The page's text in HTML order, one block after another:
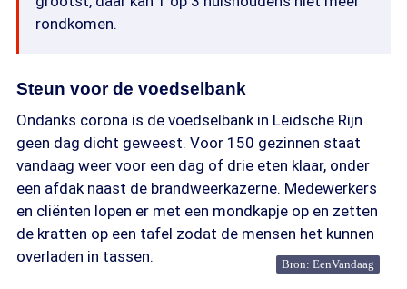
rondkomen.
Steun voor de voedselbank
Ondanks corona is de voedselbank in Leidsche Rijn
geen dag dicht geweest. Voor 150 gezinnen staat
vandaag weer voor een dag of drie eten klaar, onder
een afdak naast de brandweerkazerne. Medewerkers
en cliënten lopen er met een mondkapje op en zetten
de kratten op een tafel zodat de mensen het kunnen
overladen in tassen.
Bron: EenVandaag